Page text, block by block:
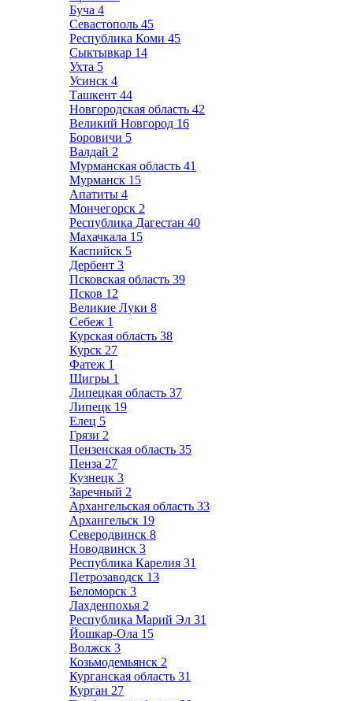
Буча 4
Севастополь 45
Республика Коми 45
Сыктывкар 14
Ухта 5
Усинск 4
Ташкент 44
Новгородская область 42
Великий Новгород 16
Боровичи 5
Валдай 2
Мурманская область 41
Мурманск 15
Апатиты 4
Мончегорск 2
Республика Дагестан 40
Махачкала 15
Каспийск 5
Дербент 3
Псковская область 39
Псков 12
Великие Луки 8
Себеж 1
Курская область 38
Курск 27
Фатеж 1
Щигры 1
Липецкая область 37
Липецк 19
Елец 5
Грязи 2
Пензенская область 35
Пенза 27
Кузнецк 3
Заречный 2
Архангельская область 33
Архангельск 19
Северодвинск 8
Новодвинск 3
Республика Карелия 31
Петрозаводск 13
Беломорск 3
Лахденпохья 2
Республика Марий Эл 31
Йошкар-Ола 15
Волжск 3
Козьмодемьянск 2
Курганская область 31
Курган 27